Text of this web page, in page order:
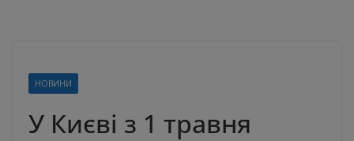
НОВИНИ
У Києві з 1 травня